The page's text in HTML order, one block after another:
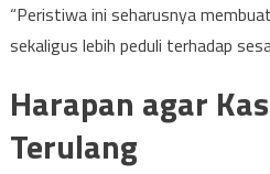
“Peristiwa ini seharusnya
sekaligus lebih peduli terhadap
Harapan agar
Terulang